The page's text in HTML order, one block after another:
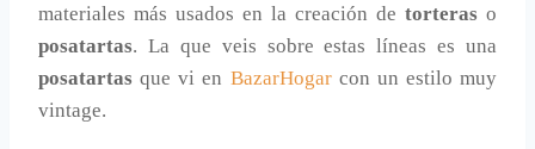
materiales más usados en la creación de torteras o
posatartas. La que veis sobre estas líneas es una
posatartas que vi en BazarHogarcon un estilo muy
vintage.